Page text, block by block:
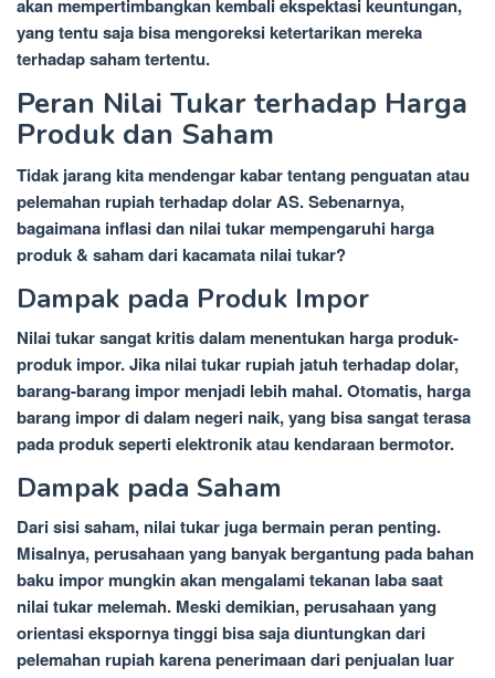
akan mempertimbangkan kembali ekspektasi keuntungan,
yang tentu saja bisa mengoreksi ketertarikan mereka
terhadap saham tertentu.
Peran Nilai Tukar terhadap Harga
Produk dan Saham
Tidak jarang kita mendengar kabar tentang penguatan atau
pelemahan rupiah terhadap dolar AS. Sebenarnya,
bagaimana inflasi dan nilai tukar mempengaruhi harga
produk & saham dari kacamata nilai tukar?
Dampak pada Produk Impor
Nilai tukar sangat kritis dalam menentukan harga produk-
produk impor. Jika nilai tukar rupiah jatuh terhadap dolar,
barang-barang impor menjadi lebih mahal. Otomatis, harga
barang impor di dalam negeri naik, yang bisa sangat terasa
pada produk seperti elektronik atau kendaraan bermotor.
Dampak pada Saham
Dari sisi saham, nilai tukar juga bermain peran penting.
Misalnya, perusahaan yang banyak bergantung pada bahan
baku impor mungkin akan mengalami tekanan laba saat
nilai tukar melemah. Meski demikian, perusahaan yang
orientasi ekspornya tinggi bisa saja diuntungkan dari
pelemahan rupiah karena penerimaan dari penjualan luar